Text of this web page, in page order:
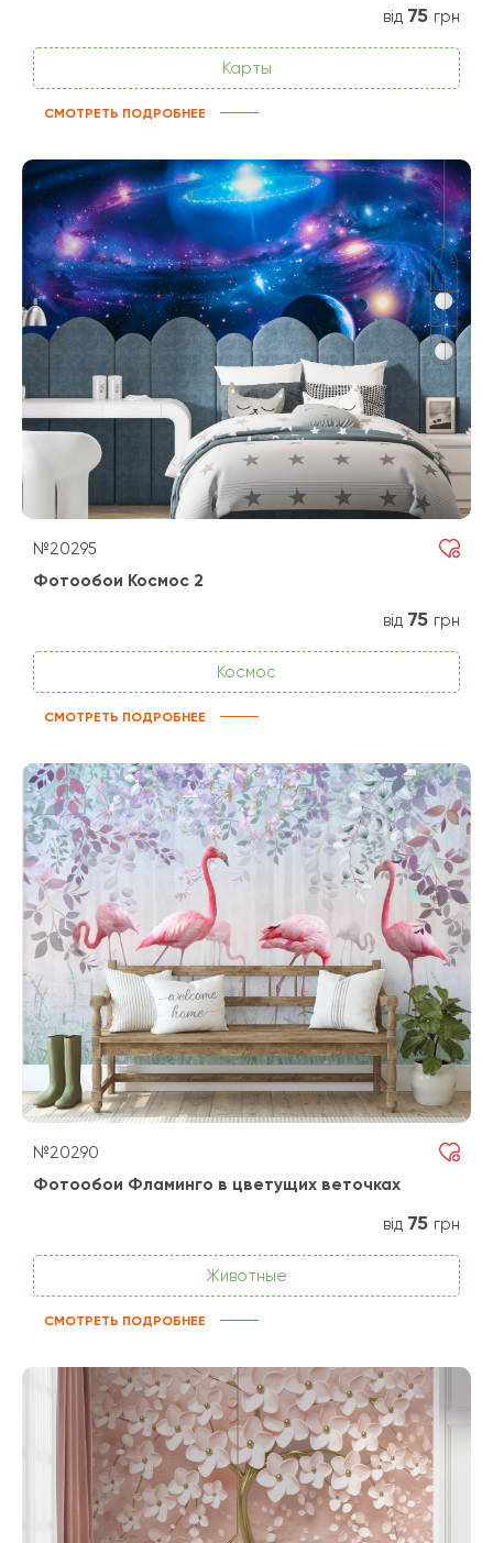
від 75 грн
Карты
СМОТРЕТЬ ПОДРОБНЕЕ
№20295
Фотообои Космос 2
від 75 грн
Космос
СМОТРЕТЬ ПОДРОБНЕЕ
№20290
Фотообои Фламинго в цветущих веточках
від 75 грн
Животные
СМОТРЕТЬ ПОДРОБНЕЕ